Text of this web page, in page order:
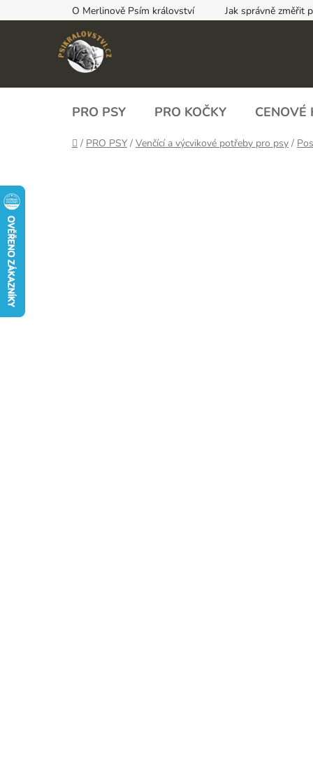
na
O Merlinově Psím království Jak správně změřit
PRO PSY PRO KOČKY CENOVÉ
Domů
/ PRO PSY / Venčící a výcvikové potřeby pro psy /